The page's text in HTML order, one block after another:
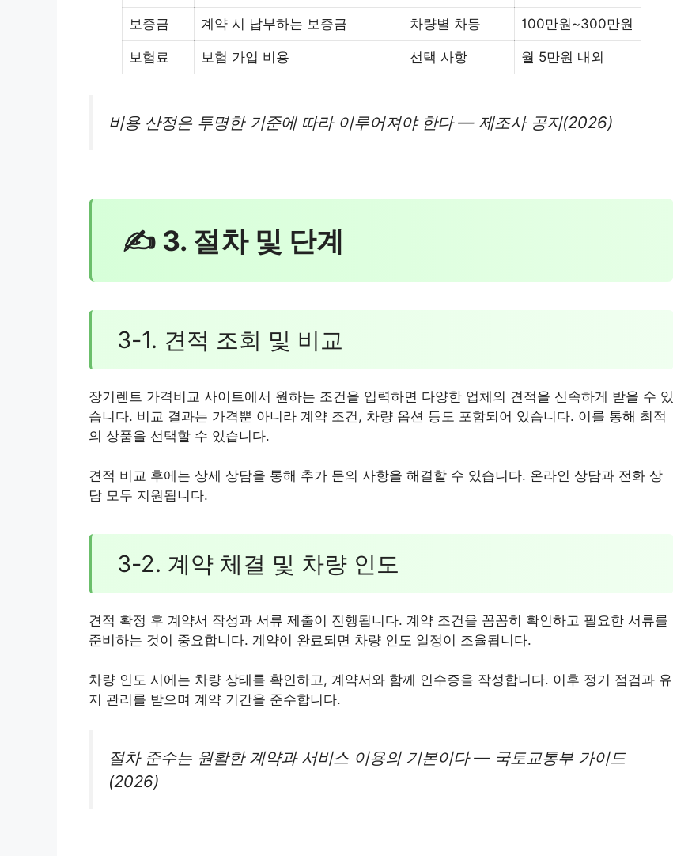
보증금 계약 시 납부하는 보증금 차량별 차등 100만원~300만원
보험료 보험 가입 비용 선택 사항 월 5만원 내외
비용 산정은 투명한 기준에 따라 이루어져야 한다 — 제조사 공지(2026)
✍ 3. 절차 및 단계
3-1. 견적 조회 및 비교
장기렌트 가격비교 사이트에서 원하는 조건을 입력하면 다양한 업체의 견적을 신속하게 받을 수 있
습니다. 비교 결과는 가격뿐 아니라 계약 조건, 차량 옵션 등도 포함되어 있습니다. 이를 통해 최적
의 상품을 선택할 수 있습니다.
견적 비교 후에는 상세 상담을 통해 추가 문의 사항을 해결할 수 있습니다. 온라인 상담과 전화 상
담 모두 지원됩니다.
3-2. 계약 체결 및 차량 인도
견적 확정 후 계약서 작성과 서류 제출이 진행됩니다. 계약 조건을 꼼꼼히 확인하고 필요한 서류를
준비하는 것이 중요합니다. 계약이 완료되면 차량 인도 일정이 조율됩니다.
차량 인도 시에는 차량 상태를 확인하고, 계약서와 함께 인수증을 작성합니다. 이후 정기 점검과 유
지 관리를 받으며 계약 기간을 준수합니다.
절차 준수는 원활한 계약과 서비스 이용의 기본이다 — 국토교통부 가이드
(2026)